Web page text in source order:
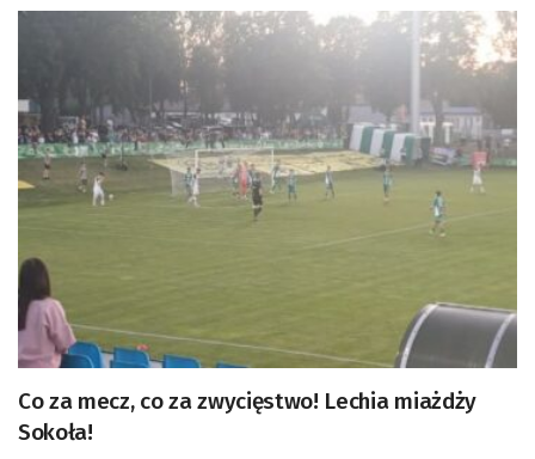
Co za mecz, co za zwycięstwo! Lechia miażdży
Sokoła!